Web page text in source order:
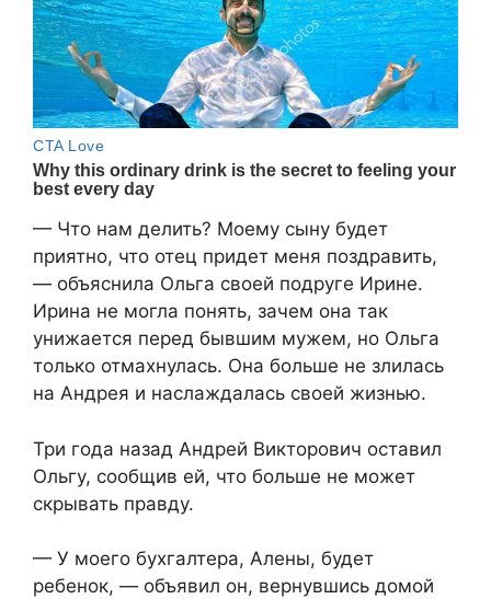
— Что нам делить? Моему сыну будет
приятно, что отец придет меня поздравить,
— объяснила Ольга своей подруге Ирине.
Ирина не могла понять, зачем она так
унижается перед бывшим мужем, но Ольга
только отмахнулась. Она больше не злилась
на Андрея и наслаждалась своей жизнью.
Три года назад Андрей Викторович оставил
Ольгу, сообщив ей, что больше не может
скрывать правду.
— У моего бухгалтера, Алены, будет
ребенок, — объявил он, вернувшись домой